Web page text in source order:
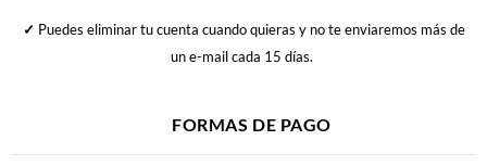
✓ Puedes eliminar tu cuenta cuando quieras y no te enviaremos más de
un e-mail cada 15 días.
FORMAS DE PAGO